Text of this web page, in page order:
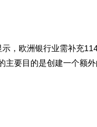
，欧洲银行业需补充
主要目的是创建一个额